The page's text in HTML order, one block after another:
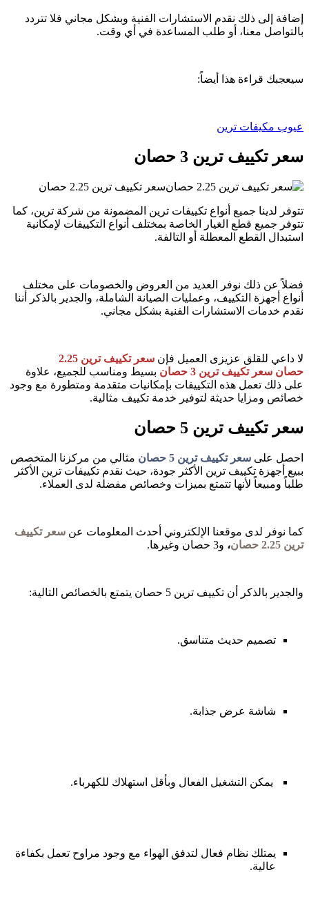
إضافة إلى ذلك نقدم الاستشارات الفنية وبشكل مجاني فلا تتردد
بالتواصل معنا، أو طلب المساعدة في أي وقت.
سيعجبك قراءة هذا أيضاً:
عيوب مكيفات ترين
سعر تكييف ترين 3 حصان
سعر تكييف ترين 2.25 حصان
تتوفر لدينا جميع أنواع تكييفات ترين المضمونة من شركة ترين، كما
تتوفر جميع قطع الغيار الخاصة بمختلف أنواع التكييفات لإمكانية
استبدال القطع المعطلة أو التالفة.
فضلاً عن ذلك نوفر العديد من العروض والخصومات على مختلف
أنواع أجهزة التكييف، وعمليات الصيانة الشاملة، والجدير بالذكر أننا
نقدم خدمات الاستشارات الفنية بشكل مجاني.
لا داعي للقلق عزيزى العميل فإن
سعر تكييف ترين 2.25
حصان سعر تكييف ترين 3 حصان
بسيط ومناسب للجميع، علاوة
على ذلك تعمل هذه التكييفات بإمكانيات متقدمة ومتطورة مع وجود
خصائص ومزايا حديثة لتوفير خدمة تكييف مثالية.
سعر تكييف ترين 5 حصان
احصل على سعر تكييف ترين 5 حصان
مثالي من مركزنا المتخصص
ببيع أجهزة تكييف ترين الأكثر جودة، حيث نقدم تكييفات ترين الأكثر
طلباً ومبيعاً لأنها تتمتع بميزات وخصائص مفضلة لدى العملاء.
كما نوفر لدى موقعنا الإلكتروني أحدث المعلومات عن سعر تكييف
ترين 2.25 حصان
، و3 حصان وغيرها.
والجدير بالذكر أن تكييف ترين 5 حصان يتمتع بالخصائص التالية:
تصميم حديث متناسق.
شاشة عرض جذابة.
يمكن التشغيل الفعال وبأقل استهلاك للكهرباء.
يمتلك نظام فعال لتدفق الهواء مع وجود مراوح تعمل بكفاءة
عالية.